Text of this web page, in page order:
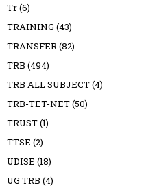
Tr(6)
TRAINING (43)
TRANSFER(82)
TRB (494)
TRB ALL SUBJECT(4)
TRB-TET-NET(50)
TRUST(1)
TTSE (2)
UDISE (18)
UG TRB (4)